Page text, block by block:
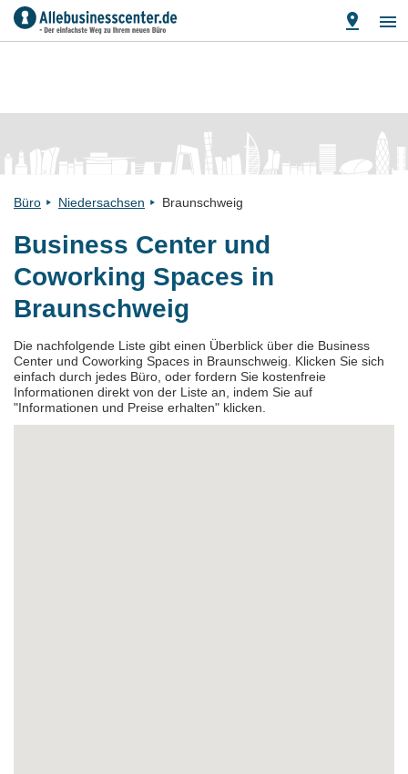
Büro Niedersachsen Braunschweig
Business Center und
Coworking Spaces in
Braunschweig
Die nachfolgende Liste gibt einen Überblick über die Business
Center und Coworking Spaces in Braunschweig. Klicken Sie sich
einfach durch jedes Büro, oder fordern Sie kostenfreie
Informationen direkt von der Liste an, indem Sie auf
"Informationen und Preise erhalten" klicken.